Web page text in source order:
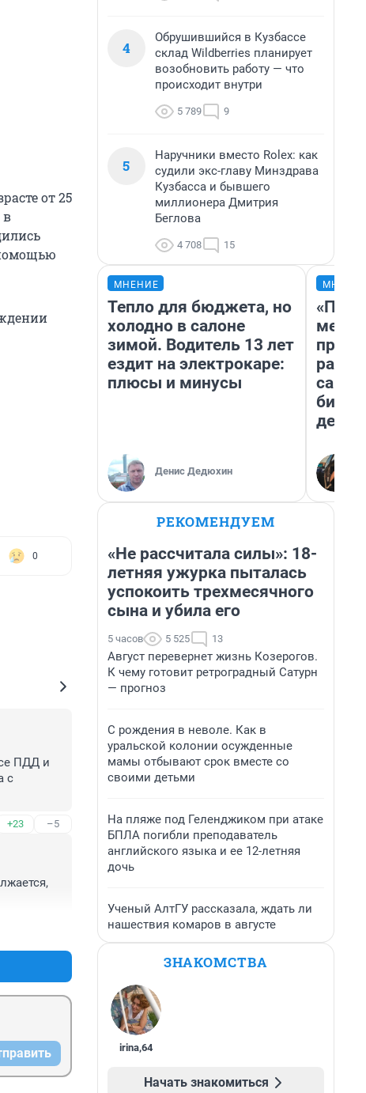
от 25
в
0
ПДД и
с
+23 –5
4
Обрушившийся в Кузбассе
склад Wildberries планирует
возобновить работу — что
происходит внутри
5 789 9
5
Наручники вместо Rolex: как
судили экс-главу Минздрава
Кузбасса и бывшего
миллионера Дмитрия
Беглова
4 708 15
МНЕНИЕ
Тепло для бюджета, но
холодно в салоне
зимой. Водитель 13 лет
ездит на электрокаре:
плюсы и минусы
Денис Дедюхин
РЕКОМЕНДУЕМ
«Не рассчитала силы»: 18-
летняя ужурка пыталась
успокоить трехмесячного
сына и убила его
5 часов 5 525 13
Август перевернет жизнь Козерогов.
К чему готовит ретроградный Сатурн
— прогноз
С рождения в неволе. Как в
уральской колонии осужденные
мамы отбывают срок вместе со
своими детьми
На пляже под Геленджиком при атаке
БПЛА погибли преподаватель
английского языка и ее 12-летняя
дочь
Ученый АлтГУ рассказала, ждать ли
нашествия комаров в августе
ЗНАКОМСТВА
irina,64
Начать знакомиться